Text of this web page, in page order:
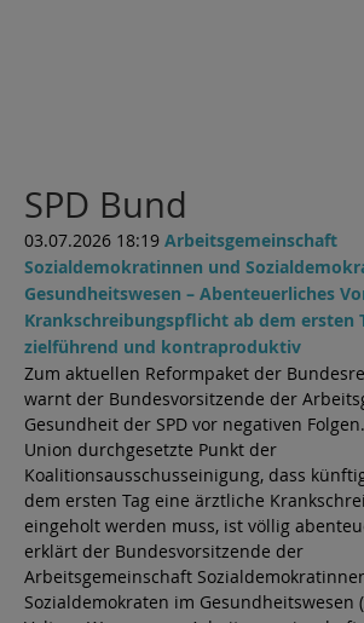
SPD Bund
03.07.2026 18:19 Arbeitsgemeinschaft
Sozialdemokratinnen und
Gesundheitswesen – Abenteuerliches
Krankschreibungspflicht ab dem ersten
zielführend und kontraproduktiv
Zum aktuellen Reformpaket der
warnt der Bundesvorsitzende der
Gesundheit der SPD vor negativen
Union durchgesetzte Punkt der
Koalitionsausschusseinigung, dass
dem ersten Tag eine ärztliche
eingeholt werden muss, ist völlig
erklärt der Bundesvorsitzende der
Arbeitsgemeinschaft
Sozialdemokraten im Gesundheitswesen